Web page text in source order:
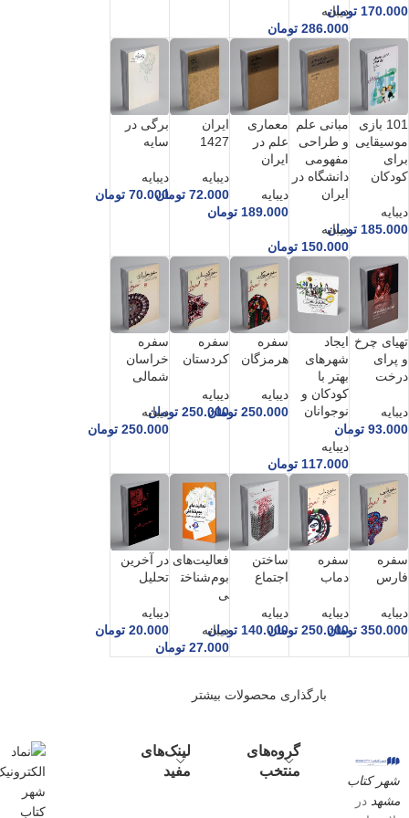
170.000 تومان
دیبایه
286.000 تومان
101 بازی
موسیقایی
برای
کودکان
دیبایه
185.000 تومان
مبانی علم
و طراحی
مفهومی
دانشگاه در
ایران
دیبایه
150.000 تومان
معماری
علم در
ایران
دیبایه
189.000 تومان
ایران
1427
دیبایه
72.000 تومان
برگی در
سایه
دیبایه
70.000 تومان
تهیای چرخ
و پرای
درخت
دیبایه
93.000 تومان
ایجاد
شهرهای
بهتر با
کودکان و
نوجوانان
دیبایه
117.000 تومان
سفره
هرمزگان
دیبایه
250.000 تومان
سفره
کردستان
دیبایه
250.000 تومان
سفره
خراسان
شمالی
دیبایه
250.000 تومان
سفره
فارس
دیبایه
350.000 تومان
سفره
دماب
دیبایه
250.000 تومان
ساختن
اجتماع
دیبایه
140.000 تومان
فعالیت‌های
بوم‌شناخت
ی
دیبایه
27.000 تومان
در آخرین
تحلیل
دیبایه
20.000 تومان
بارگذاری محصولات بیشتر
شهر کتاب
مشهد در
گروه‌های
منتخب
لینک‌های
مفید